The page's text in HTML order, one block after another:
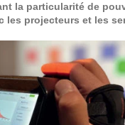
la particularité de
les projecteurs et les